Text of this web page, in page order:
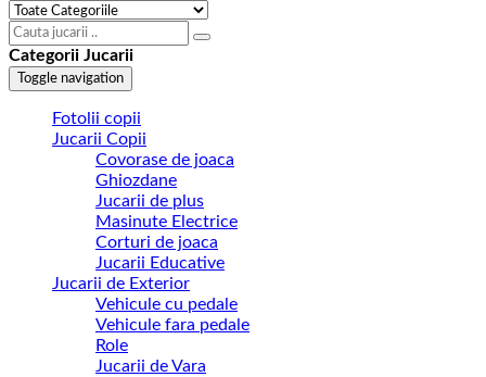
Categorii Jucarii
Toggle navigation
Fotolii copii
Jucarii Copii
Covorase de joaca
Ghiozdane
Jucarii de plus
Masinute Electrice
Corturi de joaca
Jucarii Educative
Jucarii de Exterior
Vehicule cu pedale
Vehicule fara pedale
Role
Jucarii de Vara